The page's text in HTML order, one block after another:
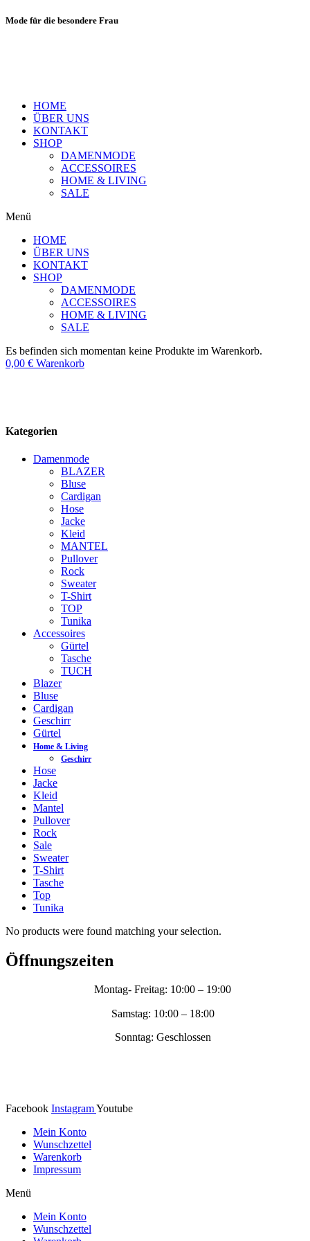
Mode für die besondere Frau
HOME
ÜBER UNS
KONTAKT
SHOP
DAMENMODE
ACCESSOIRES
HOME & LIVING
SALE
Menü
HOME
ÜBER UNS
KONTAKT
SHOP
DAMENMODE
ACCESSOIRES
HOME & LIVING
SALE
Es befinden sich momentan keine Produkte im Warenkorb.
0,00 € Warenkorb
Kategorien
Damenmode
BLAZER
Bluse
Cardigan
Hose
Jacke
Kleid
MANTEL
Pullover
Rock
Sweater
T-Shirt
TOP
Tunika
Accessoires
Gürtel
Tasche
TUCH
Blazer
Bluse
Cardigan
Geschirr
Gürtel
Home & Living
Geschirr
Hose
Jacke
Kleid
Mantel
Pullover
Rock
Sale
Sweater
T-Shirt
Tasche
Top
Tunika
No products were found matching your selection.
Öffnungszeiten
Montag- Freitag: 10:00 – 19:00
Samstag: 10:00 – 18:00
Sonntag: Geschlossen
Facebook InstagramYoutube
Mein Konto
Wunschzettel
Warenkorb
Impressum
Menü
Mein Konto
Wunschzettel